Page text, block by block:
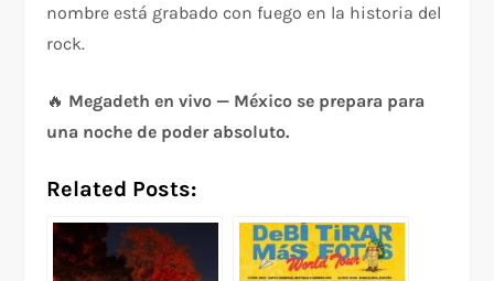
nombre está grabado con fuego en la historia del
rock.
🔥 Megadeth en vivo — México se prepara para
una noche de poder absoluto.
Related Posts: